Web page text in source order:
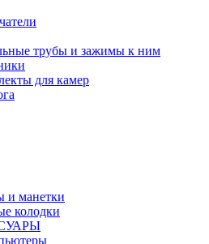
трубы и зажимы к ним
для камер
и манетки
колодки